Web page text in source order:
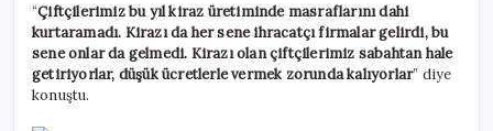
“Çiftçilerimiz bu yıl kiraz üretiminde masraflarını dahi
kurtaramadı. Kirazı da her sene ihracatçı firmalar gelirdi, bu
sene onlar da gelmedi. Kirazı olan çiftçilerimiz sabahtan hale
getiriyorlar, düşük ücretlerle vermek zorunda kalıyorlar” diye
konuştu.